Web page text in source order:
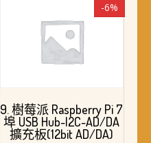
-6%
9. 樹莓派 Raspberry Pi 7
埠 USB Hub-I2C-AD/DA
擴充板(12bit AD/DA)